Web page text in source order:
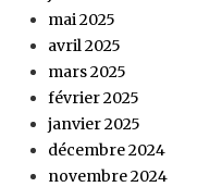
mai 2025
avril 2025
mars 2025
février 2025
janvier 2025
décembre 2024
novembre 2024